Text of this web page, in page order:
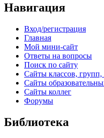
Навигация
Вход/регистрация
Главная
Мой мини-сайт
Ответы на вопросы
Поиск по сайту
Сайты классов, групп,
Сайты
Сайты коллег
Форумы
Библиотека